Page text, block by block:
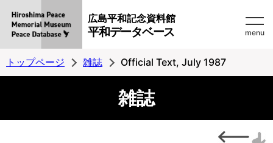
広島平和記念資料館
平和データベース menu
トップページ 雑誌 Official Text, July 1987
雑誌